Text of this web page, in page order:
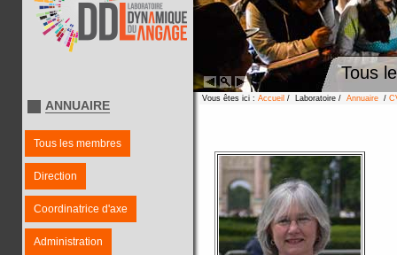
Tous
ANNUAIRE
Tous les membres
Direction
Coordinatrice d'axe
Administration
Vous êtes ici : Accueil / Laboratoire / Annuaire /